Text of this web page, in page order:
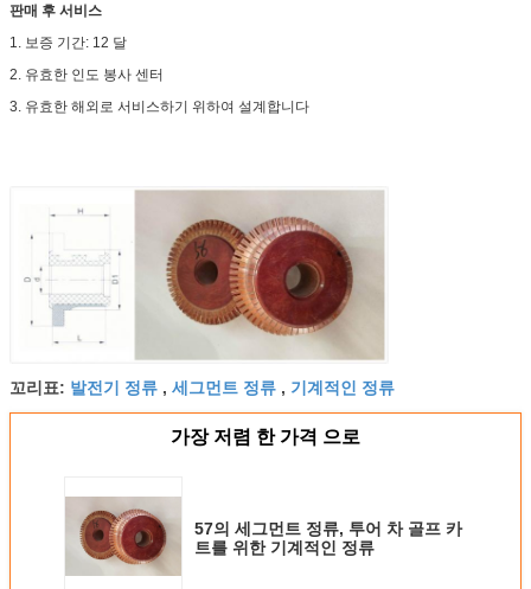
판매 후 서비스
1. 보증 기간: 12 달
2. 유효한 인도 봉사 센터
3. 유효한 해외로 서비스하기 위하여 설계합니다
꼬리표: 발전기 정류 , 세그먼트 정류 , 기계적인 정류
가장 저렴 한 가격 으로
57의 세그먼트 정류, 투어 차 골프 카
트를 위한 기계적인 정류